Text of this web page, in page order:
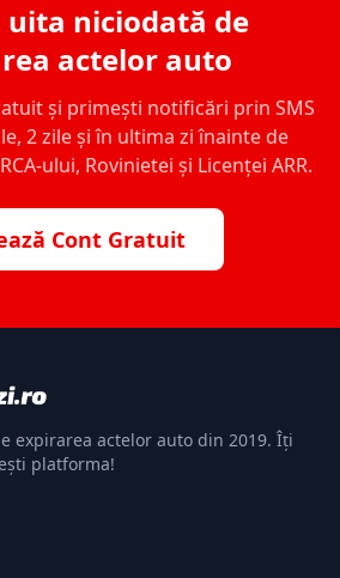
uita niciodată de
actelor auto
și primești notificări prin SMS
2 zile și în ultima zi înainte de
ului, Rovinietei și Licenței ARR.
Cont Gratuit
expirarea actelor auto din 2019. Îți
platforma!